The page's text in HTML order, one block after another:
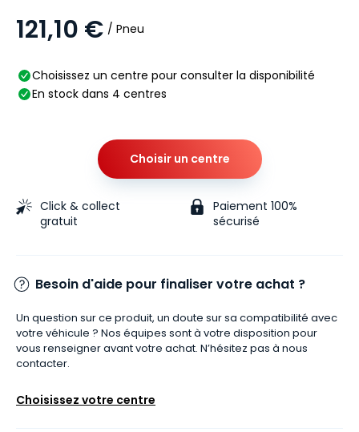
121,10 € / Pneu
Choisissez un centre pour consulter la disponibilité
En stock dans 4 centres
Choisir un centre
Click & collect
gratuit
Paiement 100%
sécurisé
Besoin d'aide pour finaliser votre achat ?
Un question sur ce produit, un doute sur sa compatibilité avec
votre véhicule ? Nos équipes sont à votre disposition pour
vous renseigner avant votre achat. N’hésitez pas à nous
contacter.
Choisissez votre centre